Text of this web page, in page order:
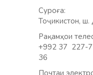
Суроға:
Тоҷикистон,
Рақамҳои
+992 37 227-
36
Почтаи